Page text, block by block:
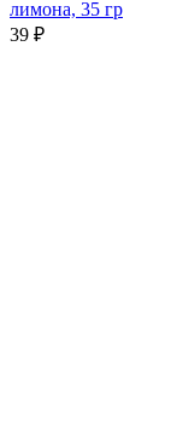
лимона, 35 гр
39 ₽